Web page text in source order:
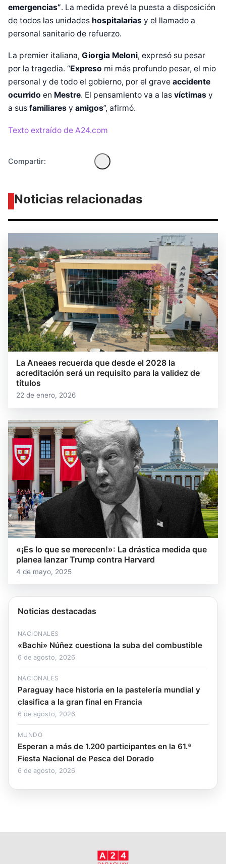
emergencias”. La medida prevé la puesta a disposición
de todos las unidades hospitalarias y el llamado a
personal sanitario de refuerzo.
La premier italiana, Giorgia Meloni, expresó su pesar
por la tragedia. “Expreso mi más profundo pesar, el mio
personal y de todo el gobierno, por el grave accidente
ocurrido en Mestre. El pensamiento va a las víctimas y
a sus familiares y amigos”, afirmó.
Texto extraído de A24.com
Compartir:
Diseñado por Shiro
Noticias relacionadas
La Aneaes recuerda que desde el 2028 la
acreditación será un requisito para la validez de
títulos
22 de enero, 2026
«¡Es lo que se merecen!»: La drástica medida que
planea lanzar Trump contra Harvard
4 de mayo, 2025
Noticias destacadas
NACIONALES
«Bachi» Núñez cuestiona la suba del combustible
6 de agosto, 2026
NACIONALES
Paraguay hace historia en la pastelería mundial y
clasifica a la gran final en Francia
6 de agosto, 2026
MUNDO
Esperan a más de 1.200 participantes en la 61.ª
Fiesta Nacional de Pesca del Dorado
6 de agosto, 2026